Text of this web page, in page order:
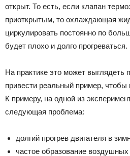
открыт. То есть, если клапан
приоткрытым, то охлаждающая
циркулировать постоянно по
будет плохо и долго прогреваться.
На практике это может выглядеть
привести реальный пример,
К примеру, на одной из
следующая проблема:
долгий прогрев двигателя в
частое образование